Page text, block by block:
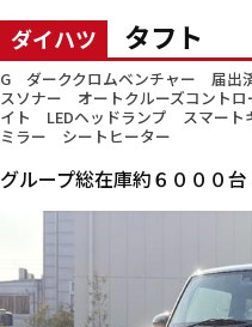
ダイハツ タフト
G ダーククロムベンチャー 届出
スソナー オートクルーズコント
イト LEDヘッドランプ スマー
ミラー シートヒーター
グループ総在庫約６０００